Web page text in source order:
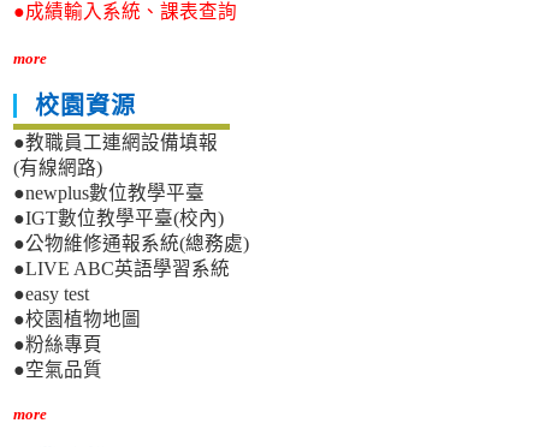
●成績輸入系統、課表查詢
more
校園資源
●教職員工連網設備填報
(有線網路)
●newplus數位教學平臺
●IGT數位教學平臺(校內)
●公物維修通報系統(總務處)
●LIVE ABC英語學習系統
●easy test
●校園植物地圖
●粉絲專頁
●空氣品質
more